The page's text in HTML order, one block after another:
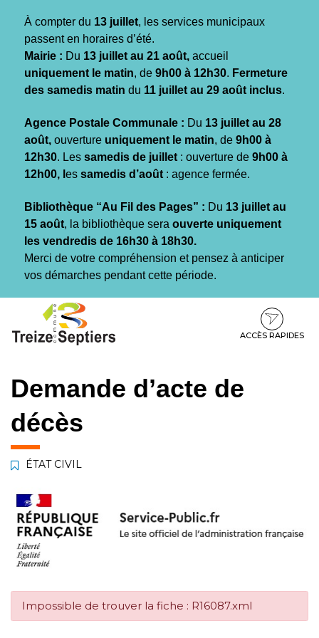
À compter du 13 juillet, les services municipaux
passent en horaires d’été.
Mairie : Du 13 juillet au 21 août, accueil
uniquement le matin, de 9h00 à 12h30. Fermeture
des samedis matin du 11 juillet au 29 août inclus.
Agence Postale Communale : Du 13 juillet au 28
août, ouverture uniquement le matin, de 9h00 à
12h30. Les samedis de juillet : ouverture de 9h00 à
12h00, l es samedis d’août : agence fermée.
Bibliothèque “Au Fil des Pages” : Du 13 juillet au
15 août, la bibliothèque sera ouverte uniquement
les vendredis de 16h30 à 18h30.
Merci de votre compréhension et pensez à anticiper
vos démarches pendant cette période.
contenu
pied
ACCÈS RAPIDES
Demande d’acte de
décès
ÉTAT CIVIL
Impossible de trouver la fiche : R16087.xml